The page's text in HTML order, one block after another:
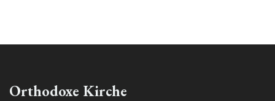
Orthodoxe Kirche